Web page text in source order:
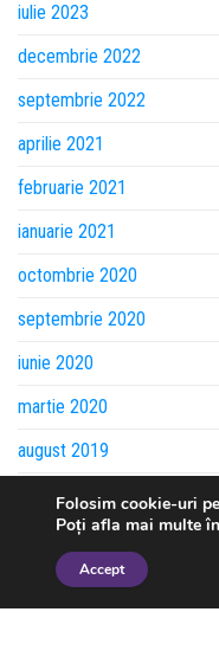
iulie 2023
decembrie 2022
septembrie 2022
aprilie 2021
februarie 2021
ianuarie 2021
octombrie 2020
septembrie 2020
iunie 2020
martie 2020
august 2019
iulie 2019
mai 2019
aprilie 2019
Folosim cookie-uri
Poți afla mai multe
Accept